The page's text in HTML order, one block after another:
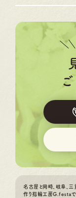
名古屋と岡崎、岐阜、
作り指輪工房G.festaで